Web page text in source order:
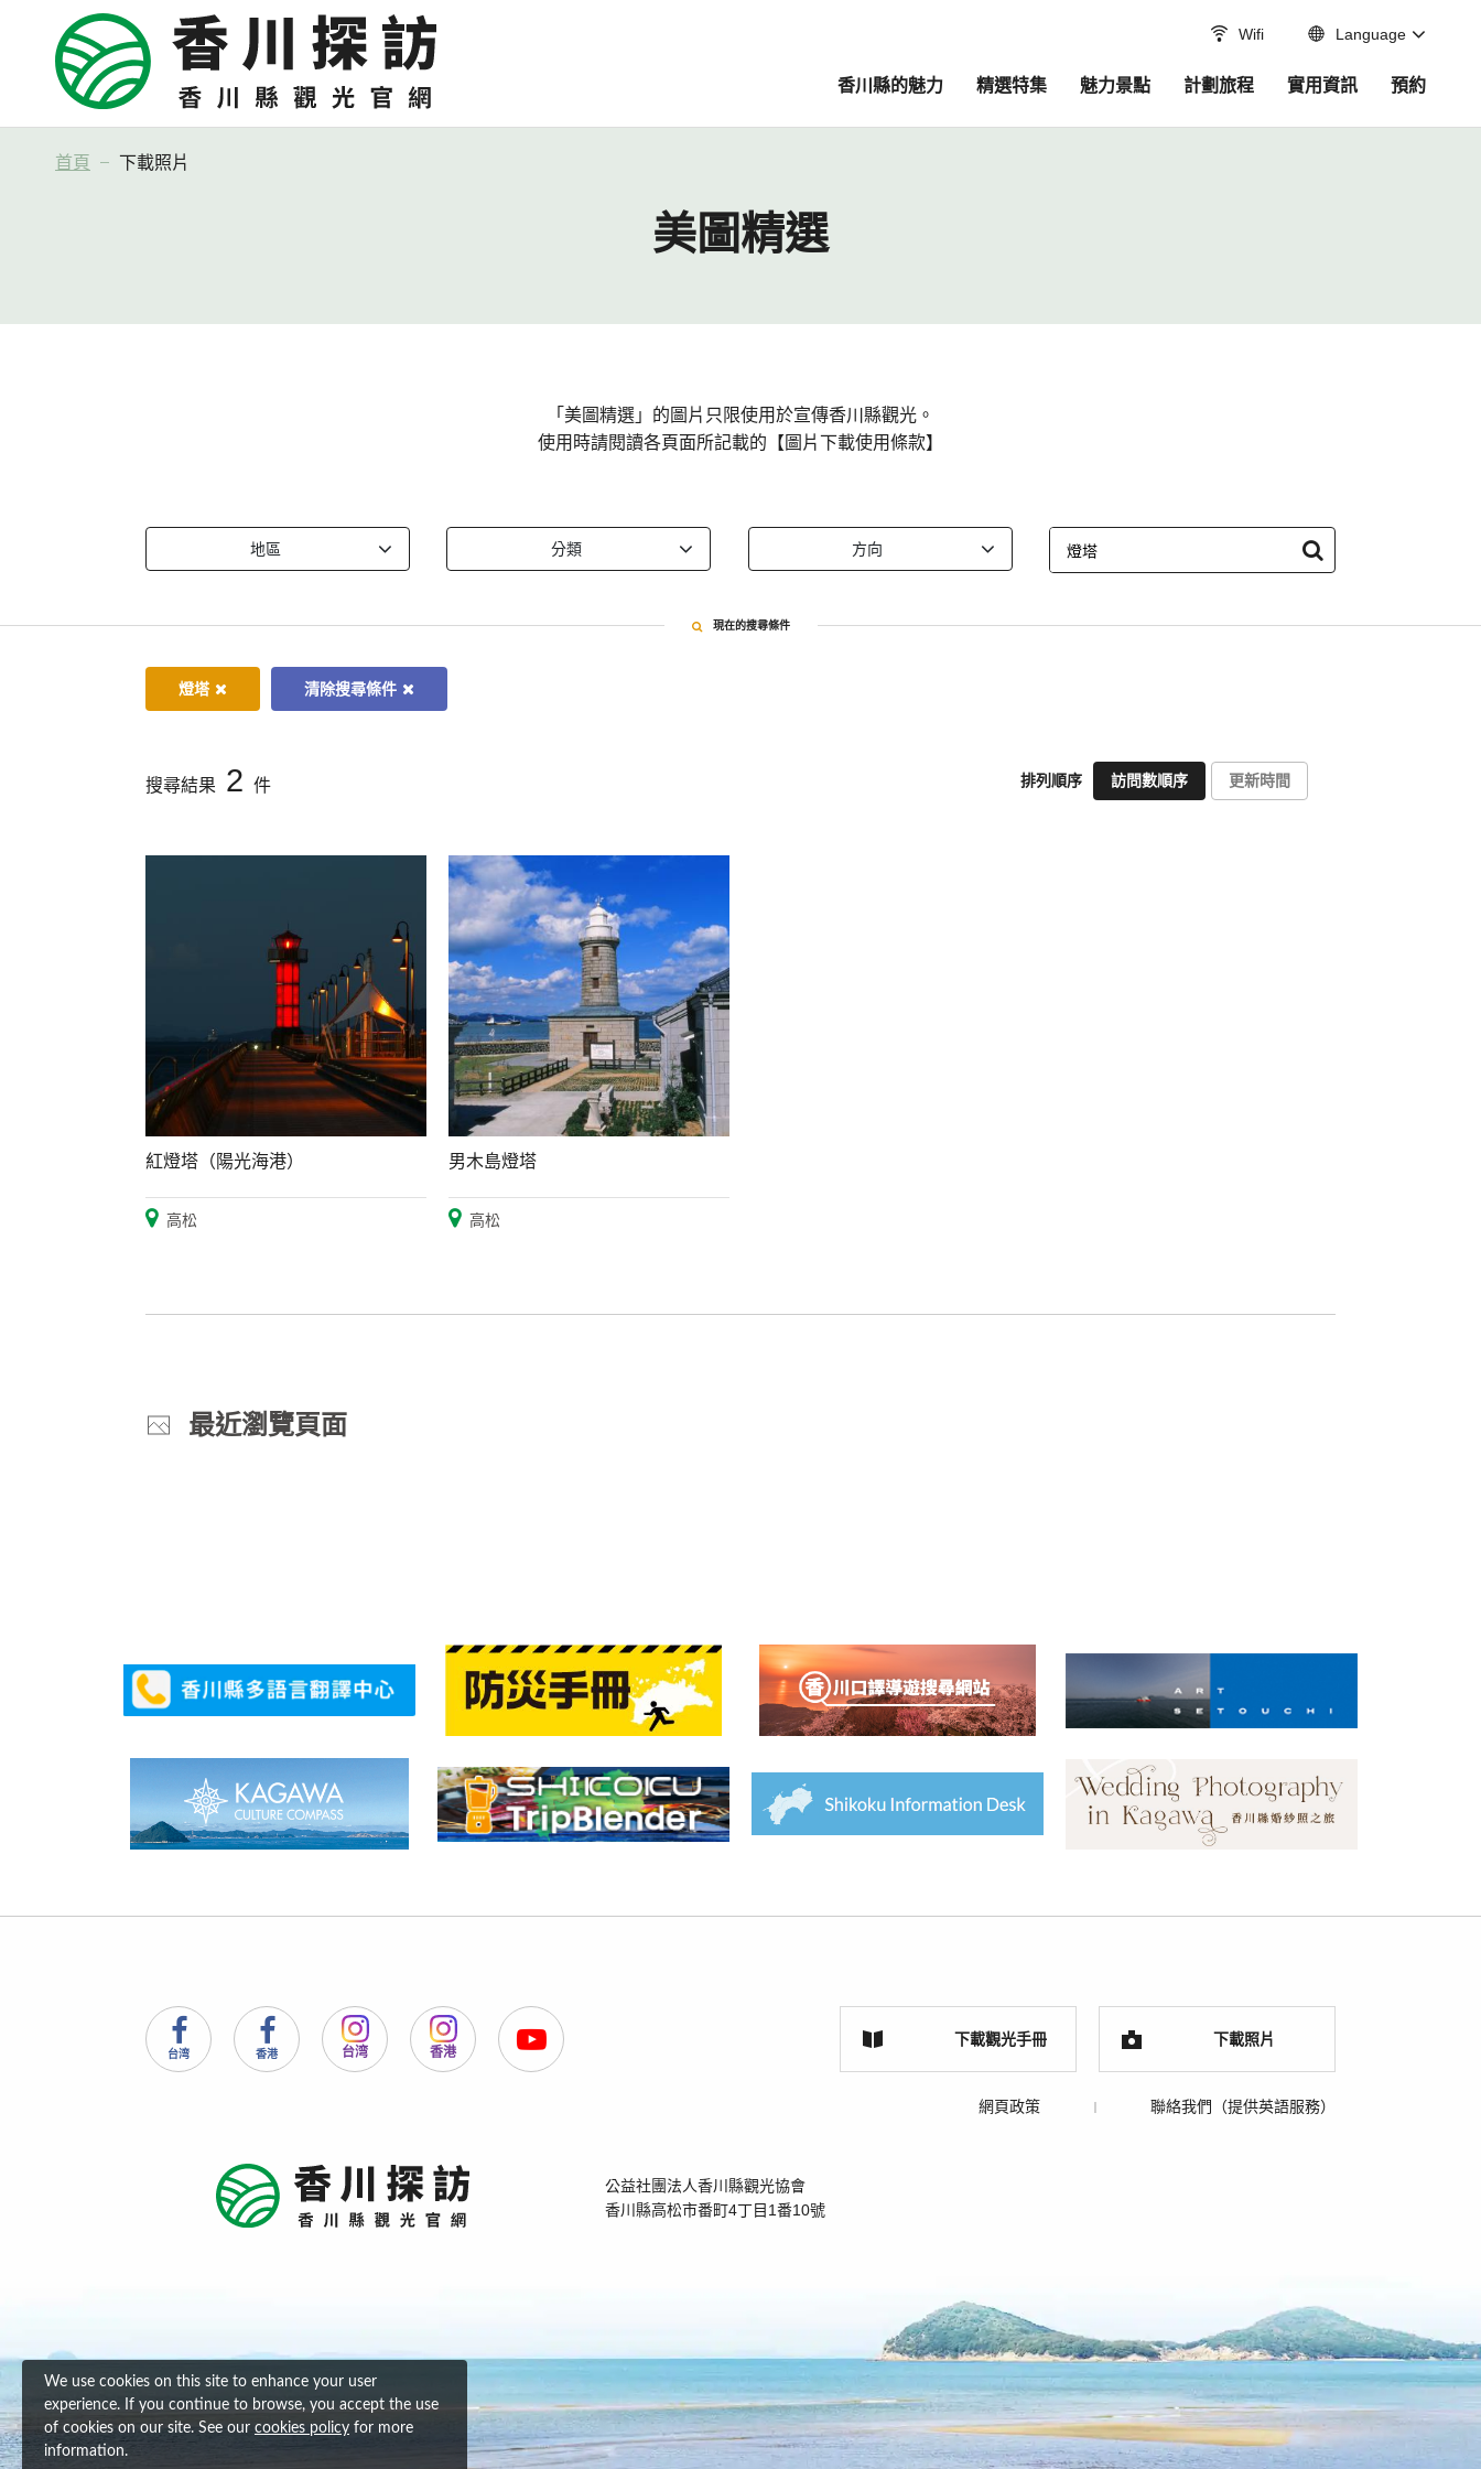
Wifi Language
香川縣的魅力 精選特集 魅力景點 計劃旅程 實用資訊 預約
首頁 下載照片
美圖精選
「美圖精選」的圖片只限使用於宣傳香川縣觀光。
使用時請閱讀各頁面所記載的【圖片下載使用條款】
地區 分類 方向
現在的搜尋條件
燈塔 清除搜尋條件
搜尋結果 2 件 排列順序 訪問數順序 更新時間
紅燈塔（陽光海港）
高松
男木島燈塔
高松
最近瀏覽頁面
台湾 香港 台湾 香港
下載觀光手冊 下載照片
網頁政策 聯絡我們（提供英語服務）
公益社團法人香川縣觀光協會
香川縣高松市番町4丁目1番10號
We use cookies on this site to enhance your user
experience. If you continue to browse, you accept the use
of cookies on our site. See our cookies policy for more
information.